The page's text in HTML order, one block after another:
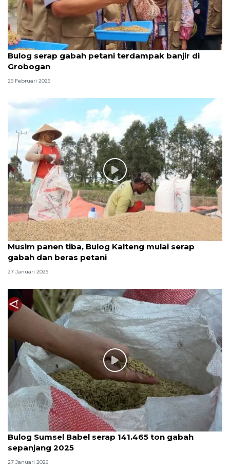
Bulog serap gabah petani terdampak banjir di
Grobogan
26 Februari 2026
Musim panen tiba, Bulog Kalteng mulai serap
gabah dan beras petani
27 Januari 2026
Bulog Sumsel Babel serap 141.465 ton gabah
sepanjang 2025
27 Januari 2026